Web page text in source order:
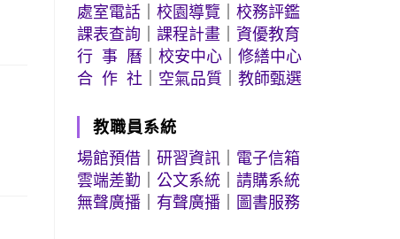
處室電話 ｜校園導覽 ｜校務評鑑
課表查詢 ｜課程計畫 ｜資優教育
行 事 曆 ｜校安中心 ｜修繕中心
合 作 社
空氣品質 ｜教師甄選
教職員系統
場館預借 ｜研習資訊
電子信箱
雲端差勤 ｜公文系統 ｜請購系統
無聲廣播
有聲廣播 圖書服務